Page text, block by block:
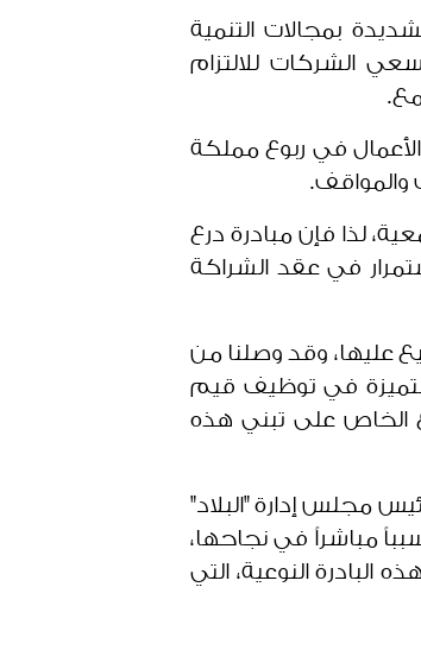
بمجالات التنمية
الشركات للالتزام
في ربوع مملكة
والمواقف.
لذا فإن مبادرة درع
في عقد الشراكة
عليها، وقد وصلنا من
متميزة في توظيف قيم
الخاص على تبني هذه
مجلس إدارة "البلاد"
مباشراً في نجاحها،
النوعية، التي